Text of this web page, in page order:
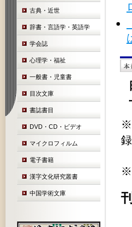
古典・近世
辞書・言語学・英語学
学会誌
心理学・福祉
一般書・児童書
目次文庫
書誌書目
DVD・CD・ビデオ
マイクロフィルム
電子書籍
漢字文化研究叢書
中国学術文庫